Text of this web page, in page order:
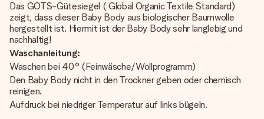
Das GOTS-Gütesiegel ( Global Organic Textile Standard)
zeigt, dass dieser Baby Body aus biologischer Baumwolle
hergestellt ist. Hiermit ist der Baby Body sehr langlebig und
nachhaltig!
Waschanleitung:
Waschen bei 40° (Feinwäsche/Wollprogramm)
Den Baby Body nicht in den Trockner geben oder chemisch
reinigen.
Aufdruck bei niedriger Temperatur auf links bügeln.